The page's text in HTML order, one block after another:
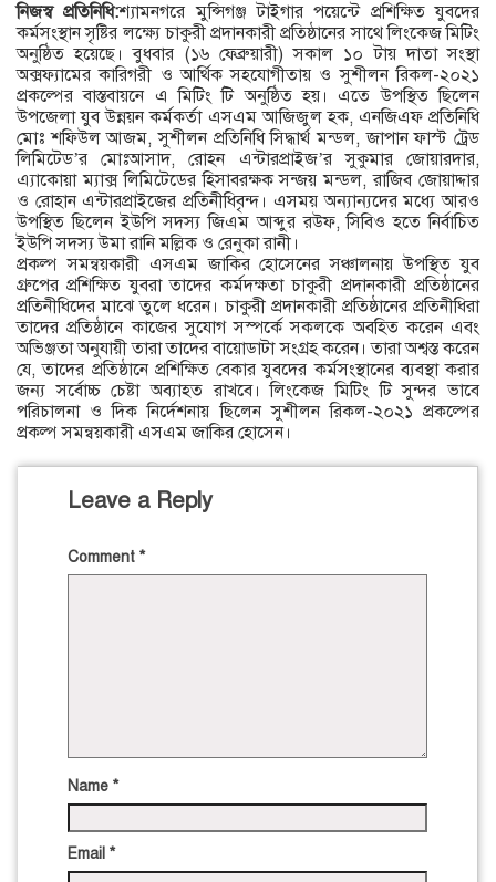
নিজস্ব প্রতিনিধি:শ্যামনগরে মুন্সিগঞ্জ টাইগার পয়েন্টে প্রশিক্ষিত যুবদের
কর্মসংস্থান সৃষ্টির লক্ষ্যে চাকুরী প্রদানকারী প্রতিষ্ঠানের সাথে লিংকেজ মিটিং
অনুষ্ঠিত হয়েছে। বুধবার (১৬ ফেব্রুয়ারী) সকাল ১০ টায় দাতা সংস্থা
অক্সফ্যামের কারিগরী ও আর্থিক সহযোগীতায় ও সুশীলন রিকল-২০২১
প্রকল্পের বাস্তবায়নে এ মিটিং টি অনুষ্ঠিত হয়। এতে উপস্থিত ছিলেন
উপজেলা যুব উন্নয়ন কর্মকর্তা এসএম আজিজুল হক, এনজিএফ প্রতিনিধি
মোঃ শফিউল আজম, সুশীলন প্রতিনিধি সিদ্ধার্থ মন্ডল, জাপান ফাস্ট ট্রেড
লিমিটেড’র মোঃআসাদ, রোহন এন্টারপ্রাইজ’র সুকুমার জোয়ারদার,
এ্যাকোয়া ম্যাক্স লিমিটেডের হিসাবরক্ষক সন্জয় মন্ডল, রাজিব জোয়াদ্দার
ও রোহান এন্টারপ্রাইজের প্রতিনীধিবৃন্দ। এসময় অন্যান্যদের মধ্যে আরও
উপস্থিত ছিলেন ইউপি সদস্য জিএম আব্দুর রউফ, সিবিও হতে নির্বাচিত
ইউপি সদস্য উমা রানি মল্লিক ও রেনুকা রানী।
প্রকল্প সমন্বয়কারী এসএম জাকির হোসেনের সঞ্চালনায় উপস্থিত যুব
গ্রুপের প্রশিক্ষিত যুবরা তাদের কর্মদক্ষতা চাকুরী প্রদানকারী প্রতিষ্ঠানের
প্রতিনীধিদের মাঝে তুলে ধরেন। চাকুরী প্রদানকারী প্রতিষ্ঠানের প্রতিনীধিরা
তাদের প্রতিষ্ঠানে কাজের সুযোগ সস্পর্কে সকলকে অবহিত করেন এবং
অভিঞ্জতা অনুযায়ী তারা তাদের বায়োডাটা সংগ্রহ করেন। তারা অশ্বস্ত করেন
যে, তাদের প্রতিষ্ঠানে প্রশিক্ষিত বেকার যুবদের কর্মসংস্থানের ব্যবস্থা করার
জন্য সর্বোচ্চ চেষ্টা অব্যাহত রাখবে। লিংকেজ মিটিং টি সুন্দর ভাবে
পরিচালনা ও দিক নির্দেশনায় ছিলেন সুশীলন রিকল-২০২১ প্রকল্পের
প্রকল্প সমন্বয়কারী এসএম জাকির হোসেন।
Leave a Reply
Comment *
Name *
Email *